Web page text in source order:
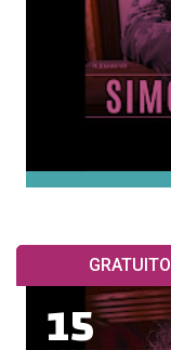
GRATUITO
15